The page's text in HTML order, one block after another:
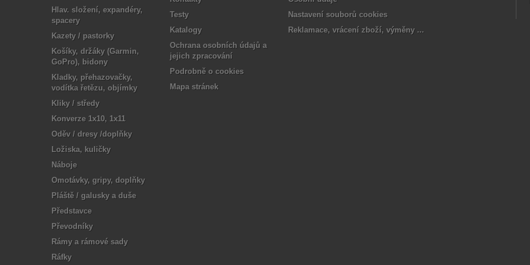
Hlav. složení, expandéry,
spacery
Kazety / pastorky
Košíky, držáky (Garmin,
GoPro), bidony
Kladky, přehazovačky,
vodítka řetězu, objímky
Kliky / středy
Konverze 1x10, 1x11
Oděv / dresy /doplňky
Ložiska, kuličky
Náboje
Omotávky, gripy, doplňky
Pláště / galusky a duše
Představce
Převodníky
Rámy a rámové sady
Ráfky
Testy
Katalogy
Ochrana osobních údajů a
jejich zpracování
Podrobně o cookies
Mapa stránek
Nastavení souborů cookies
Reklamace, vrácení zboží, výměny ...